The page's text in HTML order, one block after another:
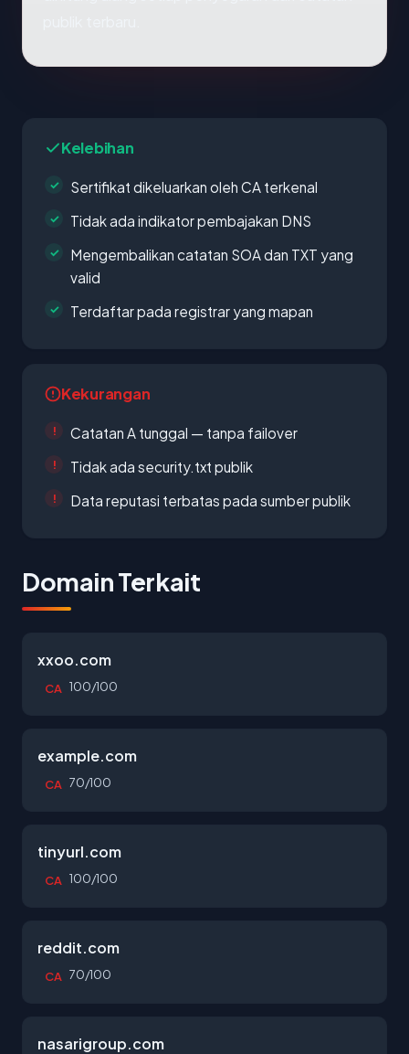
Kelebihan
Sertifikat dikeluarkan oleh CA terkenal
Tidak ada indikator pembajakan DNS
Mengembalikan catatan SOA dan TXT yang
valid
Terdaftar pada registrar yang mapan
Kekurangan
Catatan A tunggal — tanpa failover
Tidak ada security.txt publik
Data reputasi terbatas pada sumber publik
Domain Terkait
xxoo.com
CA 100/100
example.com
CA 70/100
tinyurl.com
CA 100/100
reddit.com
CA 70/100
nasarigroup.com